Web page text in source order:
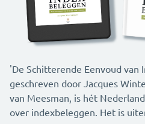
'De Schitterende Eenvoud van
geschreven door Jacques
van Meesman, is hét
over indexbeleggen. Het is